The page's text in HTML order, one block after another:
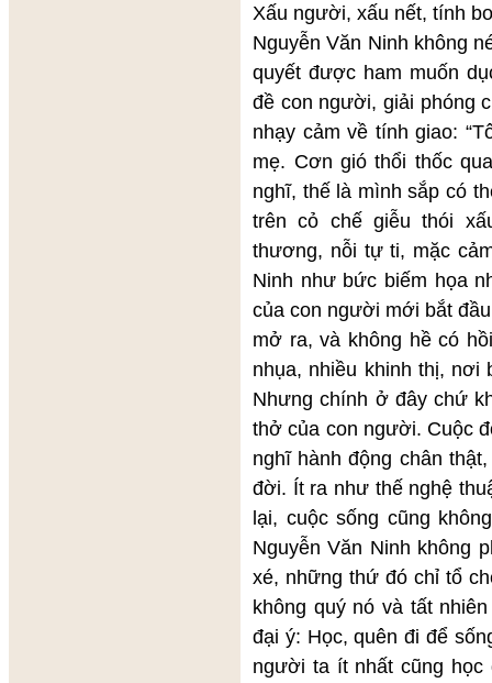
Xấu người, xấu nết, tính
Nguyễn Văn Ninh không
quyết được ham muốn
đề con người, giải phóng
nhạy cảm về tính giao:
mẹ. Cơn gió thổi thốc
nghĩ, thế là mình sắp có
trên cỏ chế giễu thói
thương, nỗi tự ti, mặc
Ninh như bức biếm họa
của con người mới bắt
mở ra, và không hề có
nhụa, nhiều khinh thị,
Nhưng chính ở đây chứ
thở của con người. Cuộc
nghĩ hành động chân
đời. Ít ra như thế nghệ
lại, cuộc sống cũng
Nguyễn Văn Ninh không
xé, những thứ đó chỉ tổ
không quý nó và tất
đại ý: Học, quên đi để
người ta ít nhất cũng